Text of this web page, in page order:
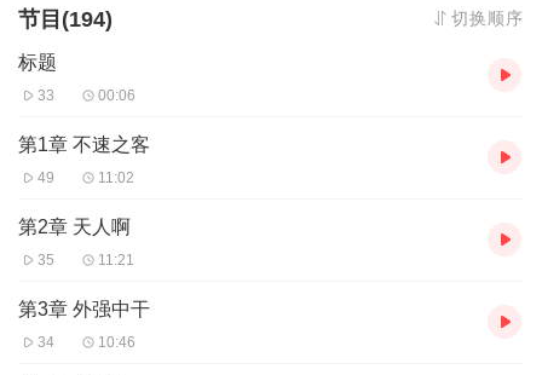
节目(194) 切换顺序
标题
33 00:06
第1章 不速之客
49 11:02
第2章 天人啊
35 11:21
第3章 外强中干
34 10:46